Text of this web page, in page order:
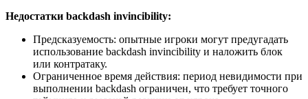
Недостатки backdash invincibility:
Предсказуемость: опытные игроки могут предугадать
использование backdash invincibility и наложить блок
или контратаку.
Ограниченное время действия: период невидимости при
выполнении backdash ограничен, что требует точного